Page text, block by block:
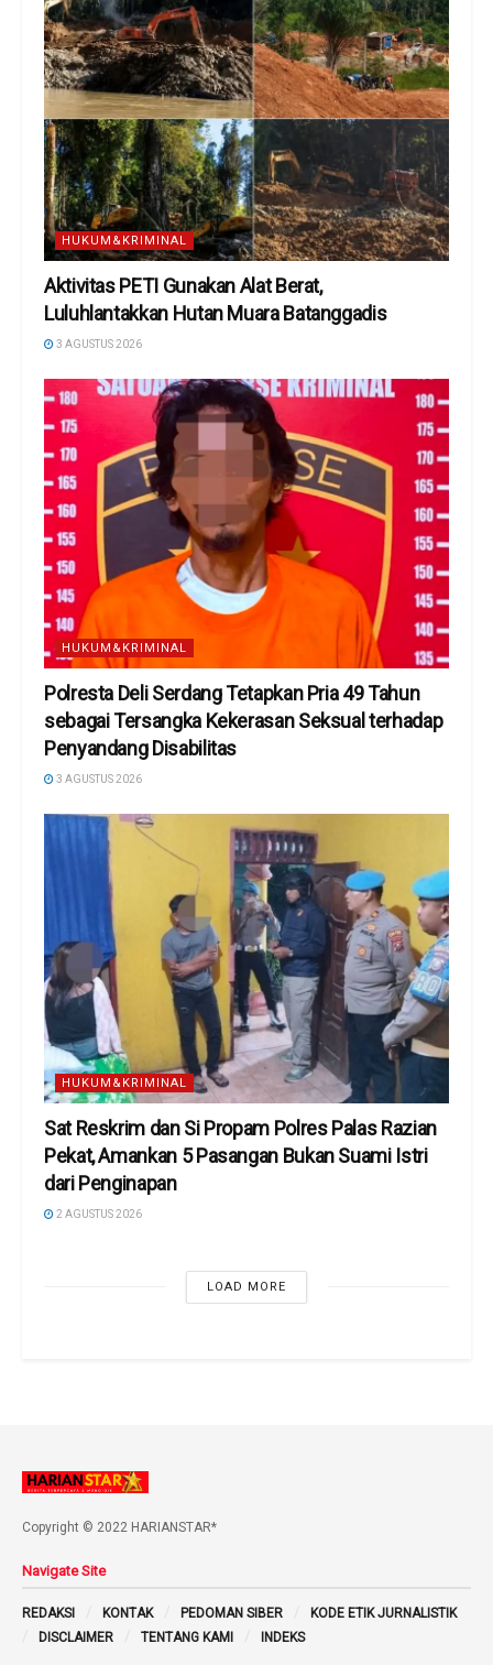
HUKUM&KRIMINAL
Aktivitas PETI Gunakan Alat Berat,
Luluhlantakkan Hutan Muara Batanggadis
3 AGUSTUS 2026
HUKUM&KRIMINAL
Polresta Deli Serdang Tetapkan Pria 49 Tahun
sebagai Tersangka Kekerasan Seksual terhadap
Penyandang Disabilitas
3 AGUSTUS 2026
HUKUM&KRIMINAL
Sat Reskrim dan Si Propam Polres Palas Razian
Pekat, Amankan 5 Pasangan Bukan Suami Istri
dari Penginapan
2 AGUSTUS 2026
LOAD MORE
Copyright © 2022 HARIANSTAR*
Navigate Site
REDAKSI KONTAK PEDOMAN SIBER
KODE ETIK JURNALISTIK
DISCLAIMER
TENTANG KAMI INDEKS